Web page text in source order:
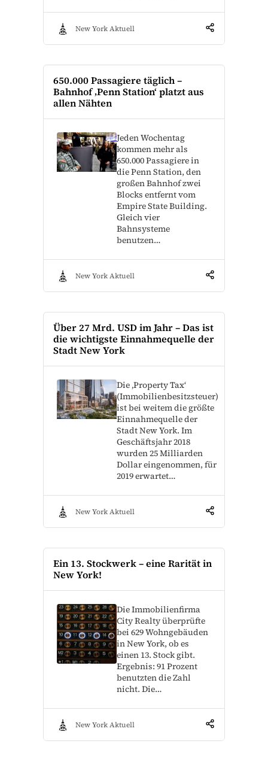
New York Aktuell
650.000 Passagiere täglich –
Bahnhof ‚Penn Station‘ platzt aus
allen Nähten
Jeden Wochentag
kommen mehr als
650.000 Passagiere in
die Penn Station, den
großen Bahnhof zwei
Blocks entfernt vom
Empire State Building.
Gleich vier
Bahnsysteme
benutzen…
New York Aktuell
Über 27 Mrd. USD im Jahr – Das ist
die wichtigste Einnahmequelle der
Stadt New York
Die ‚Property Tax‘
(Immobilienbesitzsteuer)
ist bei weitem die größte
Einnahmequelle der
Stadt New York. Im
Geschäftsjahr 2018
wurden 25 Milliarden
Dollar eingenommen, für
2019 erwartet…
New York Aktuell
Ein 13. Stockwerk – eine Rarität in
New York!
Die Immobilienfirma
City Realty überprüfte
bei 629 Wohngebäuden
in New York, ob es
einen 13. Stock gibt.
Ergebnis: 91 Prozent
benutzten die Zahl
nicht. Die…
New York Aktuell